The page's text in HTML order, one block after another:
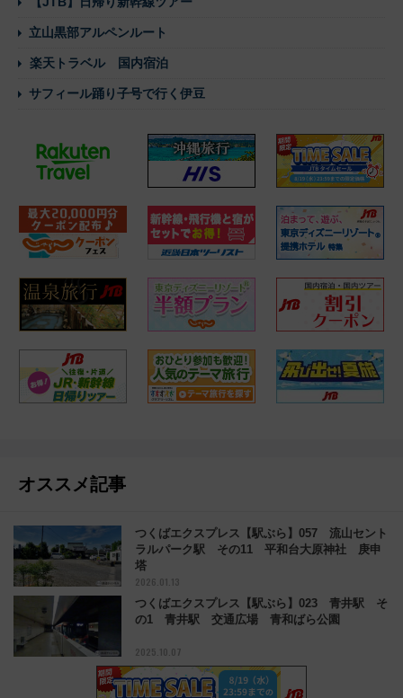
立山黒部アルペンルート
楽天トラベル 国内宿泊
サフィール踊り子号で行く伊豆
オススメ記事
つくばエクスプレス【駅ぶら】057 流山セント
ラルパーク駅 その11 平和台大原神社 庚申
塔
2026.01.13
つくばエクスプレス【駅ぶら】023 青井駅 そ
の1 青井駅 交通広場 青和ばら公園
2025.10.07